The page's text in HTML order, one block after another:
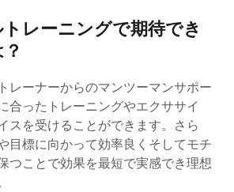
レーニングで期待でき
レーナーからのマンツーマンサポー
合ったトレーニングやエクササイ
スを受けることができます。さら
目標に向かって効率良くそしてモチ
つことで効果を最短で実感でき理想